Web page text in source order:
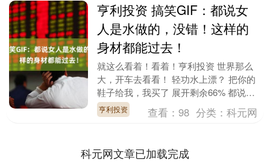
亨利投资 搞笑GIF：都说女
人是水做的，没错！这样的
身材都能过去！
就这么看着！看着！亨利投资 世界那么
大，开车去看看！ 轻功水上漂？ 把你的
鞋子给我，我买了 展开剩余66% 都说女
人是水做的亨利投资，没错！这样的身材
都能过去！....
亨利投资 查看：98 分类：科元网
科元网文章已加载完成